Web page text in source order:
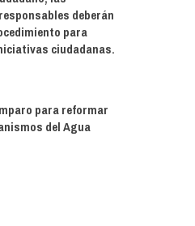
deberán
para
ciudadanas.
para reformar
del Agua